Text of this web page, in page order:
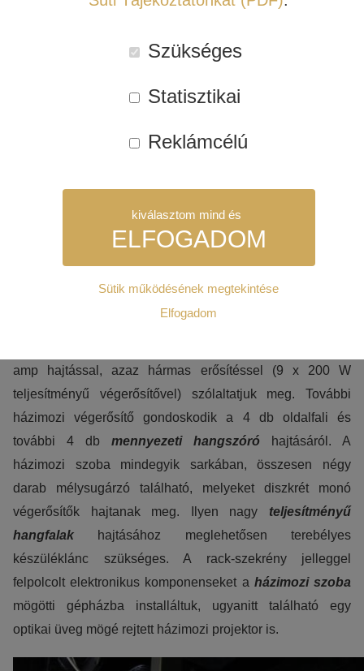
A Grand Theatre házimozi szoba a JBL Synthesis
amp hajtással, azaz hármas erősítéssel (9 x 200 W
teljesítményű végerősítővel) szólaltatjuk meg. További
házimozi végerősítő gondoskodik a 4 db oldalfali és
további 4 db mennyezeti hangszóró hajtásáról. A
házimozi szoba mindegyik sarkában, összesen négy
darab mélysugárzó található, melyeket diszkrét monó
végerősítők hajtanak meg. Ilyen nagy teljesítményű
hangfalak hajtásához meglehetősen terebélyes
készüléklánc szükséges. A rack-szekrény jelleggel
felpolcolt elektronikus komponenseket a házimozi szoba
mögötti gépházba installáltuk, ugyanitt található egy
optikai üveg mögé rejtett házimozi projektor is.
Szükséges
Statisztikai
Reklámcélú
kiválasztom mind és
ELFOGADOM
Ezek nélkül a weboldalt nem lehet megtekinteni.
Statisztikai:
A weboldal statisztikáinak elemzésével tudjuk weboldalunkat
hatékonyabbá tenni, hogy a lehető legmagasabb felhasználói
élményt nyújtsuk kedves látogatóinknak. Ezért gyűjtünk
statisztikai adatokat a Google Analytics segítségével, amely
kizárólag az IP címeket tárolja a személyes adatok közül.
Reklámcélú:
Azért települnek ezek a sütik, hogy a felhasználót számára
egyedi, releváns, érdeklődési körébe tartozó reklámajánlatokkal
tudjuk megcélozni.
Sütik működésének megtekintése
Elfogadom